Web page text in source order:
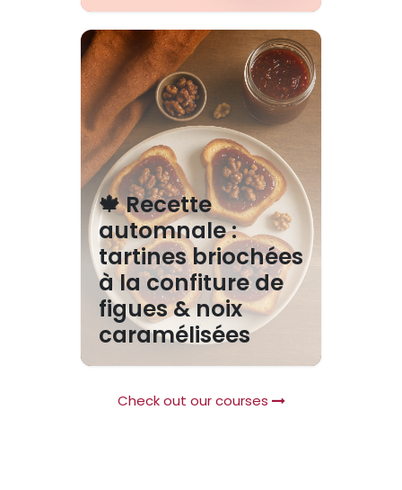
🍁 Recette
automnale :
tartines briochées
à la confiture de
figues & noix
caramélisées
Check out our courses